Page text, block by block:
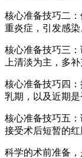
核心准备技巧二
重炎症，引发感
核心准备技巧三
上清淡为主，多
核心准备技巧四
乳期，以及近期
核心准备技巧五
接受术后短暂的
科学的术前准备